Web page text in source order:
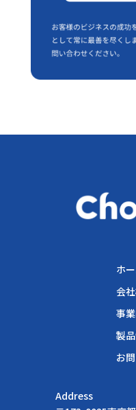
ホ
会
事
製
お
Address